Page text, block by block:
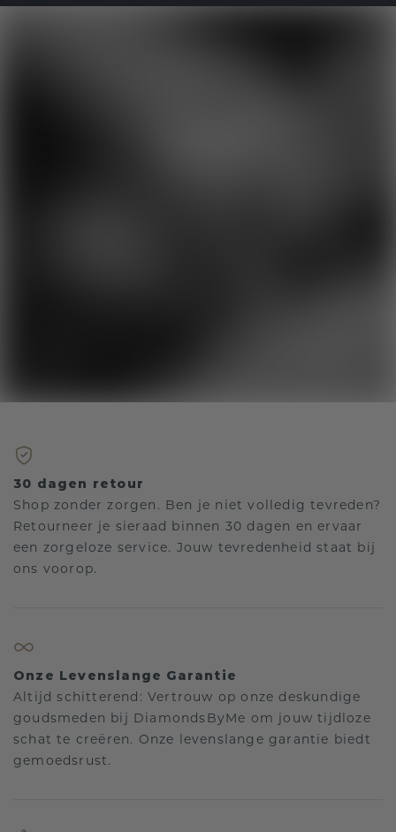
30 dagen retour
Shop zonder zorgen. Ben je niet volledig tevreden?
Retourneer je sieraad binnen 30 dagen en ervaar
een zorgeloze service. Jouw tevredenheid staat bij
ons voorop.
Onze Levenslange Garantie
Altijd schitterend: Vertrouw op onze deskundige
goudsmeden bij DiamondsByMe om jouw tijdloze
schat te creëren. Onze levenslange garantie biedt
gemoedsrust.